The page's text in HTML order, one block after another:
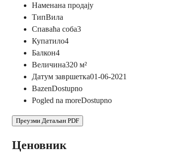
Наменана продају
ТипВила
Спаваћа соба3
Купатило4
Балкон4
Величина320 м²
Датум завршетка01-06-2021
BazenDostupno
Pogled na moreDostupno
Преузми Детаљан PDF
Ценовник